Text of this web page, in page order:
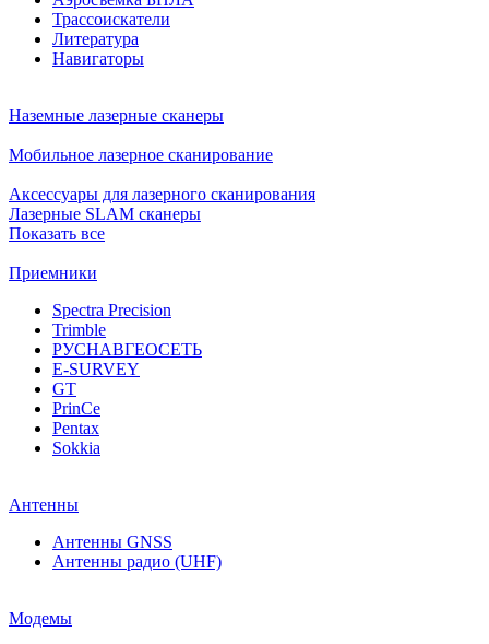
Трассоискатели
Литература
Навигаторы
Наземные лазерные сканеры
Мобильное лазерное сканирование
Аксессуары для лазерного сканирования
Лазерные SLAM сканеры
Показать все
Приемники
Spectra Precision
Trimble
РУСНАВГЕОСЕТЬ
E-SURVEY
GT
PrinCe
Pentax
Sokkia
Антенны
Антенны GNSS
Антенны радио (UHF)
Модемы